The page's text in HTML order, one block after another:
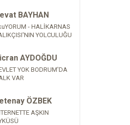
BAYHAN
- HALİKARNAS
YOLCULUĞU
AYDOĞDU
YOK BODRUM'DA
VAR
ÖZBEK
AŞKIN